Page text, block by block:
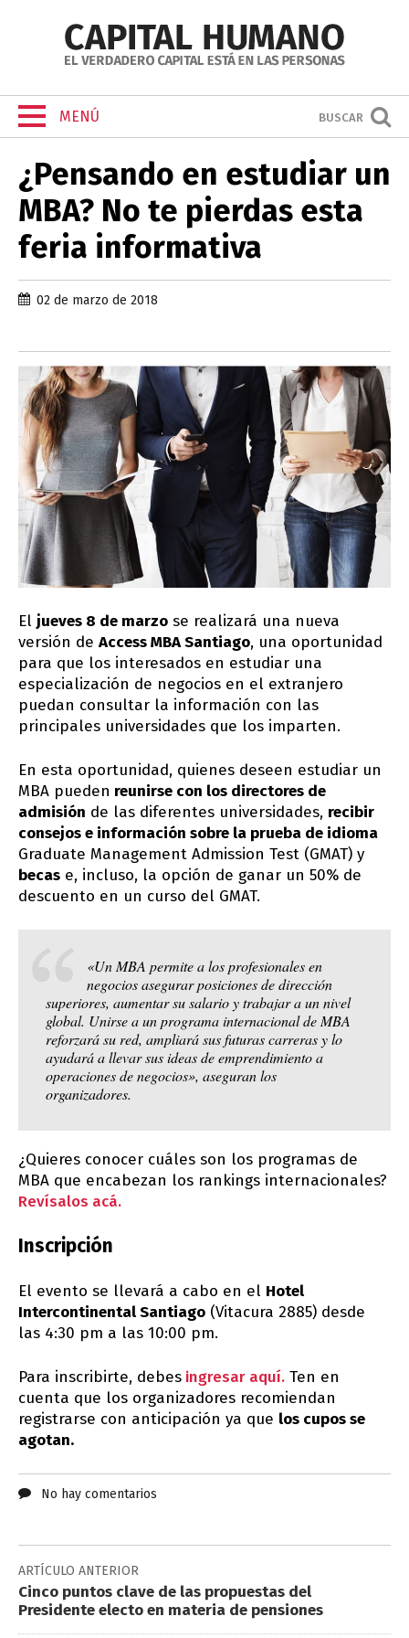
MENÚ BUSCAR
¿Pensando en estudiar un
MBA? No te pierdas esta
feria informativa
02 de marzo de 2018
El jueves 8 de marzo se realizará una nueva
versión de Access MBA Santiago, una oportunidad
para que los interesados en estudiar una
especialización de negocios en el extranjero
puedan consultar la información con las
principales universidades que los imparten.
En esta oportunidad, quienes deseen estudiar un
MBA pueden reunirse con los directores de
admisión de las diferentes universidades, recibir
consejos e información sobre la prueba de idioma
Graduate Management Admission Test (GMAT) y
becas e, incluso, la opción de ganar un 50% de
descuento en un curso del GMAT.
«Un MBA permite a los profesionales en
negocios asegurar posiciones de dirección
superiores, aumentar su salario y trabajar a un nivel
global. Unirse a un programa internacional de MBA
reforzará su red, ampliará sus futuras carreras y lo
ayudará a llevar sus ideas de emprendimiento a
operaciones de negocios», aseguran los
organizadores.
¿Quieres conocer cuáles son los programas de
MBA que encabezan los rankings internacionales?
Revísalos acá.
Inscripción
El evento se llevará a cabo en el Hotel
Intercontinental Santiago (Vitacura 2885) desde
las 4:30 pm a las 10:00 pm.
Para inscribirte, debes ingresar aquí. Ten en
cuenta que los organizadores recomiendan
registrarse con anticipación ya que los cupos se
agotan.
No hay comentarios
ARTÍCULO ANTERIOR
Cinco puntos clave de las propuestas del
Presidente electo en materia de pensiones